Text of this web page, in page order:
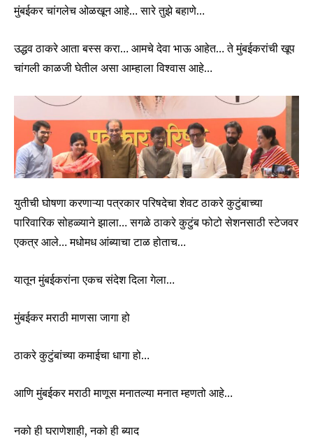
मुंबईकर चांगलेच ओळखून आहे… सारे तुझे बहाणे…
उद्धव ठाकरे आता बस्स करा… आमचे देवा भाऊ आहेत… ते मुंबईकरांची खूप
चांगली काळजी घेतील असा आम्हाला विश्वास आहे…
युतीची घोषणा करणाऱ्या पत्रकार परिषदेचा शेवट ठाकरे कुटुंबाच्या
पारिवारिक सोहळ्याने झाला… सगळे ठाकरे कुटुंब फोटो सेशनसाठी स्टेजवर
एकत्र आले… मधोमध आंब्याचा टाळ होताच…
यातून मुंबईकरांना एकच संदेश दिला गेला…
मुंबईकर मराठी माणसा जागा हो
ठाकरे कुटुंबांच्या कमाईचा धागा हो…
आणि मुंबईकर मराठी माणूस मनातल्या मनात म्हणतो आहे…
नको ही घराणेशाही, नको ही ब्याद